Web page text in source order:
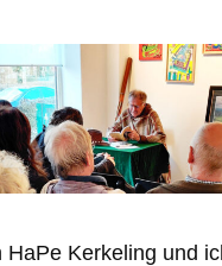
HaPe Kerkeling und